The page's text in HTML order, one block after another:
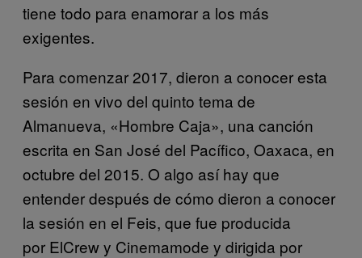
tiene todo para enamorar a los más
exigentes.
Para comenzar 2017, dieron a conocer esta
sesión en vivo del quinto tema de
Almanueva, «Hombre Caja», una canción
escrita en San José del Pacífico, Oaxaca, en
octubre del 2015. O algo así hay que
entender después de cómo dieron a conocer
la sesión en el Feis, que fue producida
por ElCrew y Cinemamode y dirigida por